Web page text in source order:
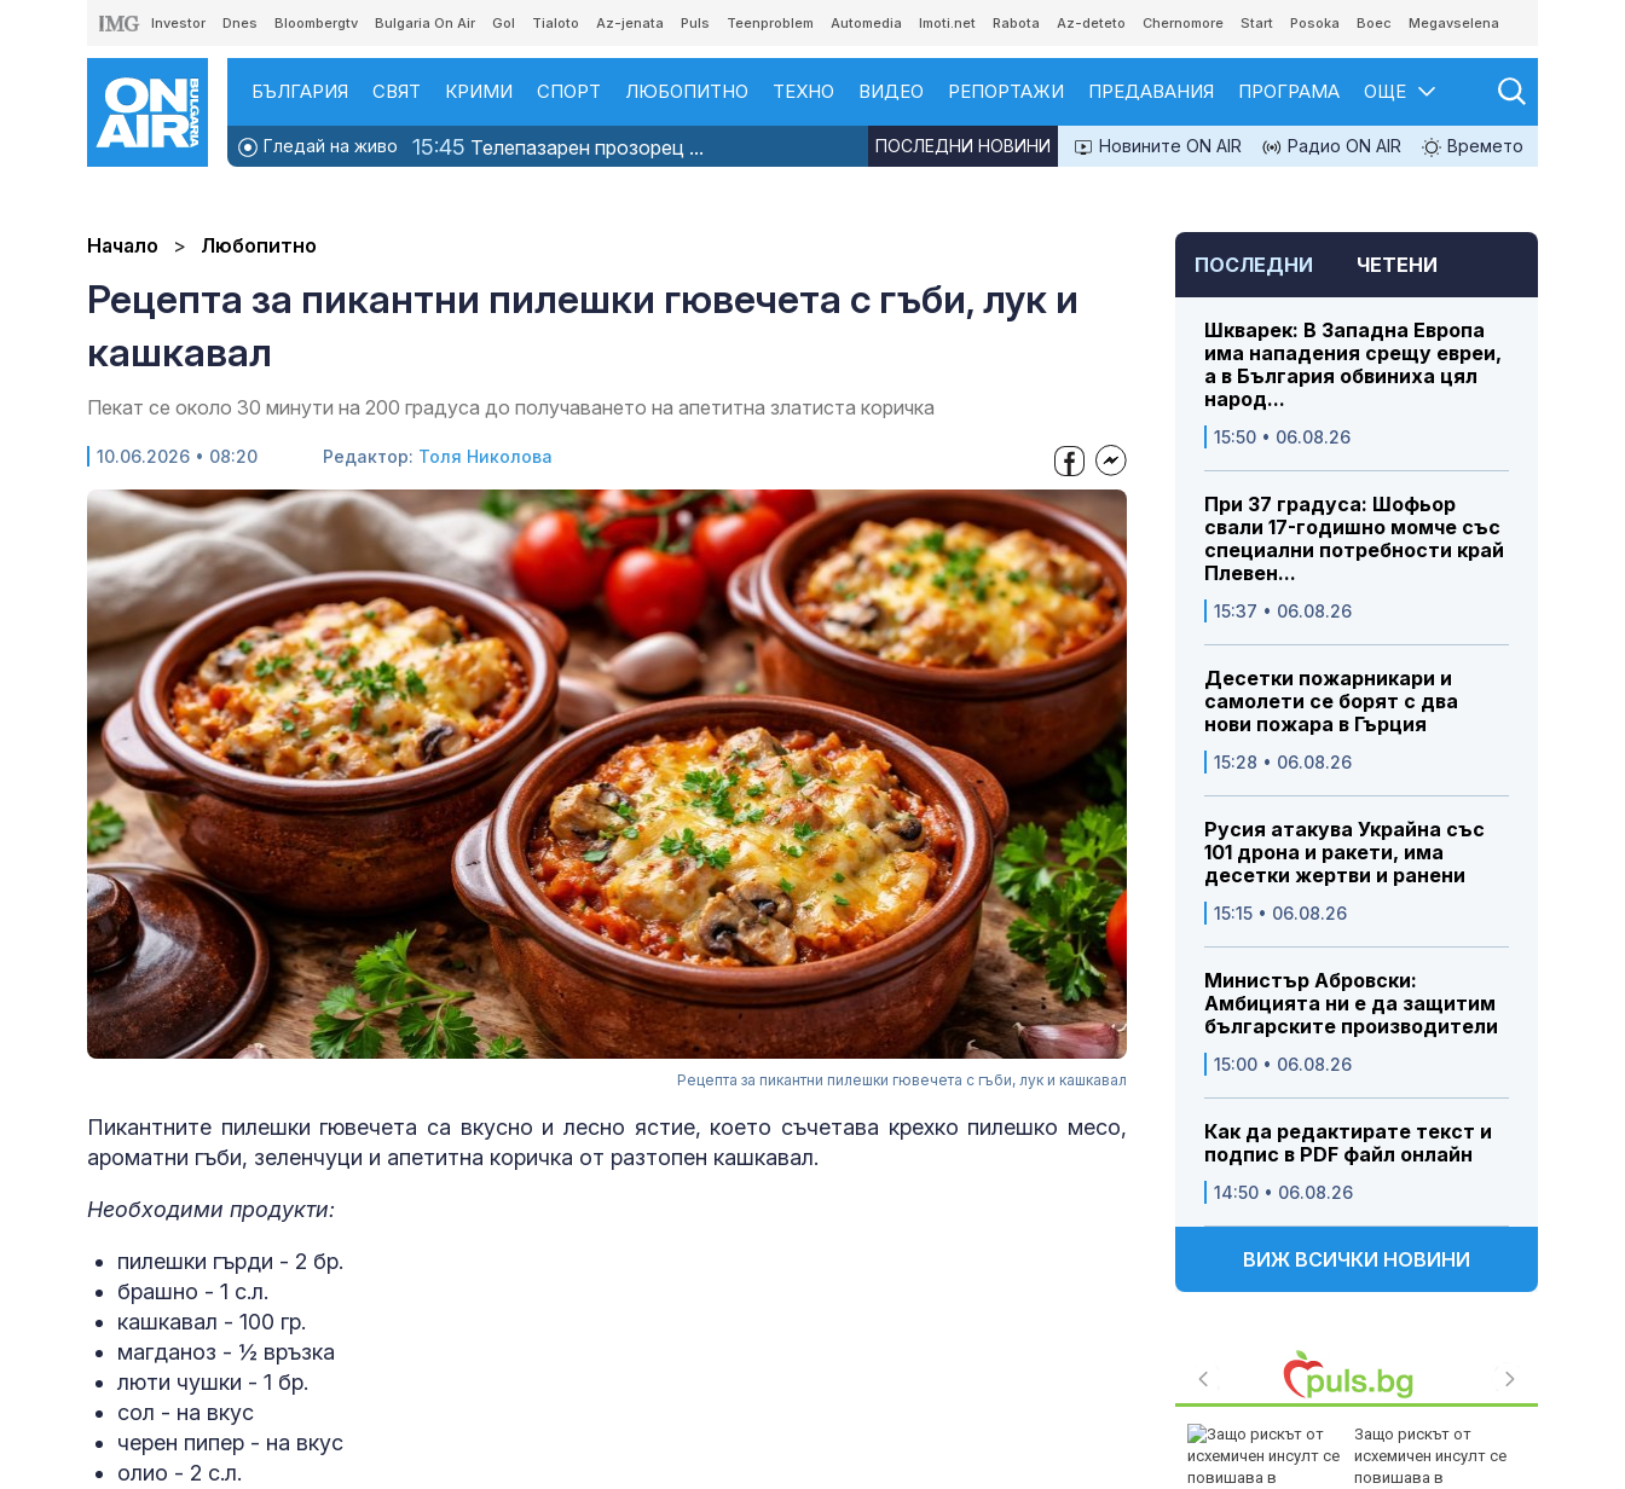
Investor Dnes Bloombergtv Bulgaria On Air Gol Tialoto Az-jenata Puls Teenproblem Automedia Imoti.net Rabota Az-deteto Chernomore Start Posoka Boec Megavselena
БЪЛГАРИЯ СВЯТ КРИМИ СПОРТ ЛЮБОПИТНО ТЕХНО ВИДЕО РЕПОРТАЖИ ПРЕДАВАНИЯ ПРОГРАМА ОЩЕ
Гледай на живо 15:45 Телепазарен прозорец ... Новините ON AIR Радио ON AIR Времето
ПОСЛЕДНИ НОВИНИ
Начало Любопитно
Рецепта за пикантни пилешки гювечета с гъби, лук и
кашкавал
Пекат се около 30 минути на 200 градуса до получаването на апетитна златиста коричка
10.06.2026 • 08:20 Редактор: Толя Николова
Рецепта за пикантни пилешки гювечета с гъби, лук и кашкавал
Пикантните пилешки гювечета са вкусно и лесно ястие, което съчетава крехко пилешко месо,
ароматни гъби, зеленчуци и апетитна коричка от разтопен кашкавал.
Необходими продукти:
пилешки гърди - 2 бр.
брашно - 1 с.л.
кашкавал - 100 гр.
магданоз - ½ връзка
люти чушки - 1 бр.
сол - на вкус
черен пипер - на вкус
олио - 2 с.л.
ПОСЛЕДНИ ЧЕТЕНИ
Шкварек: В Западна Европа
има нападения срещу евреи,
а в България обвиниха цял
народ...
15:50 • 06.08.26
При 37 градуса: Шофьор
свали 17-годишно момче със
специални потребности край
Плевен...
15:37 • 06.08.26
Десетки пожарникари и
самолети се борят с два
нови пожара в Гърция
15:28 • 06.08.26
Русия атакува Украйна със
101 дрона и ракети, има
десетки жертви и ранени
15:15 • 06.08.26
Министър Абровски:
Амбицията ни е да защитим
българските производители
15:00 • 06.08.26
Как да редактирате текст и
подпис в PDF файл онлайн
14:50 • 06.08.26
ВИЖ ВСИЧКИ НОВИНИ
Защо рискът от
исхемичен инсулт се
повишава в